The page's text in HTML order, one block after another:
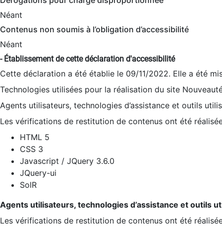
Néant
Contenus non soumis à l’obligation d’accessibilité
Néant
- Établissement de cette déclaration d'accessibilité
Cette déclaration a été établie le 09/11/2022. Elle a été
Technologies utilisées pour la réalisation du site
Agents utilisateurs, technologies d’assistance et outils
Les vérifications de restitution de contenus ont été
HTML 5
CSS 3
Javascript / JQuery 3.6.0
JQuery-ui
SolR
Agents utilisateurs, technologies d’assistance et outils
Les vérifications de restitution de contenus ont été